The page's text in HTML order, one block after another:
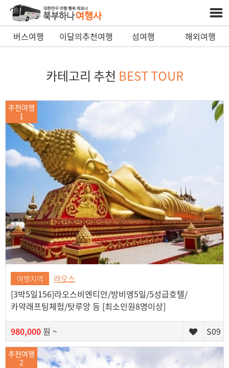
버스여행 이달의추천여행 섬여행 해외여행
카테고리 추천 BEST TOUR
추천여행
1
여행지역 라오스
[3박5일156]라오스비엔티안/방비엥5일/5성급호텔/
카약래프팅체험/탓루앙 등 [최소인원8명이상]
980,000원 ~ S09
추천여행
2